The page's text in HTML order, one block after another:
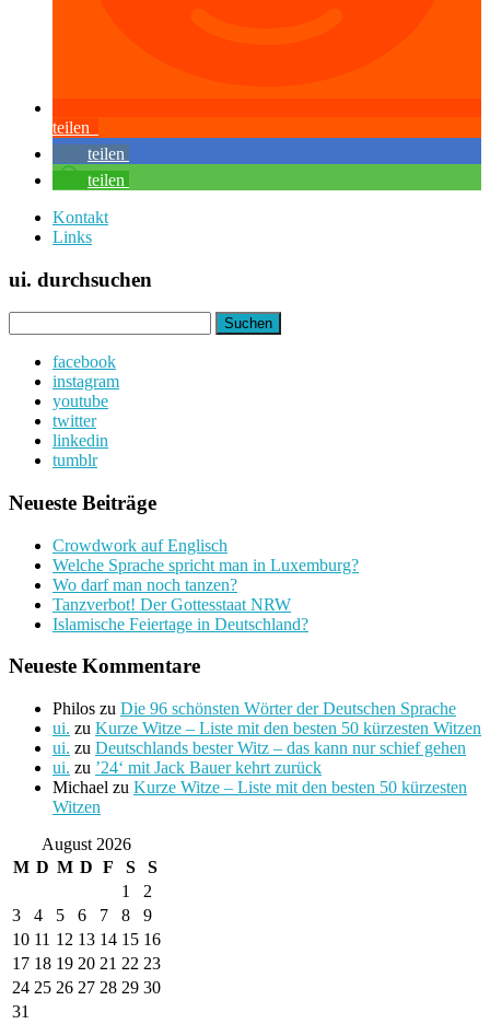
teilen
teilen
teilen
Kontakt
Links
ui. durchsuchen
nach:
facebook
instagram
youtube
twitter
linkedin
tumblr
Neueste Beiträge
Crowdwork auf Englisch
Welche Sprache spricht man in Luxemburg?
Wo darf man noch tanzen?
Tanzverbot! Der Gottesstaat NRW
Islamische Feiertage in Deutschland?
Neueste Kommentare
Philos zu Die 96 schönsten Wörter der Deutschen Sprache
ui. zu Kurze Witze – Liste mit den besten 50 kürzesten Witzen
ui. zu Deutschlands bester Witz – das kann nur schief gehen
ui. zu ’24‘ mit Jack Bauer kehrt zurück
Michael zu Kurze Witze – Liste mit den besten 50 kürzesten
Witzen
August 2026
M D M D F S
S
1
2
3
4 5 6 7 8
9
10 11 12 13 14 15 16
17 18 19 20 21 22 23
24 25 26 27 28 29 30
31